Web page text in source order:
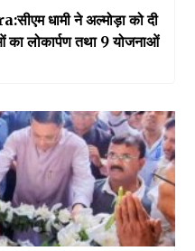
धामी ने अल्मोड़ा को दी
लोकार्पण तथा 9 योजनाओं